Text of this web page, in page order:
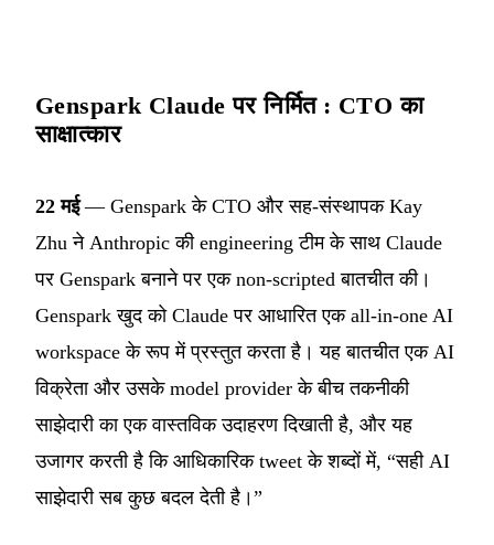
Genspark Claude पर निर्मित : CTO का
साक्षात्कार
22 मई— Genspark के CTO और सह-संस्थापक Kay
Zhu ने Anthropic की engineering टीम के साथ Claude
पर Genspark बनाने पर एक non-scripted बातचीत की।
Genspark खुद को Claude पर आधारित एक all-in-one AI
workspace के रूप में प्रस्तुत करता है। यह बातचीत एक AI
विक्रेता और उसके model provider के बीच तकनीकी
साझेदारी का एक वास्तविक उदाहरण दिखाती है, और यह
उजागर करती है कि आधिकारिक tweet के शब्दों में, “सही AI
साझेदारी सब कुछ बदल देती है।”